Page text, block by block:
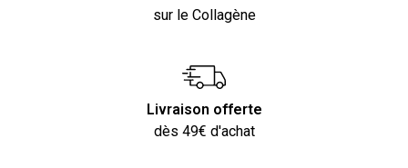
sur le Collagène
Livraison offerte
dès 49€ d'achat